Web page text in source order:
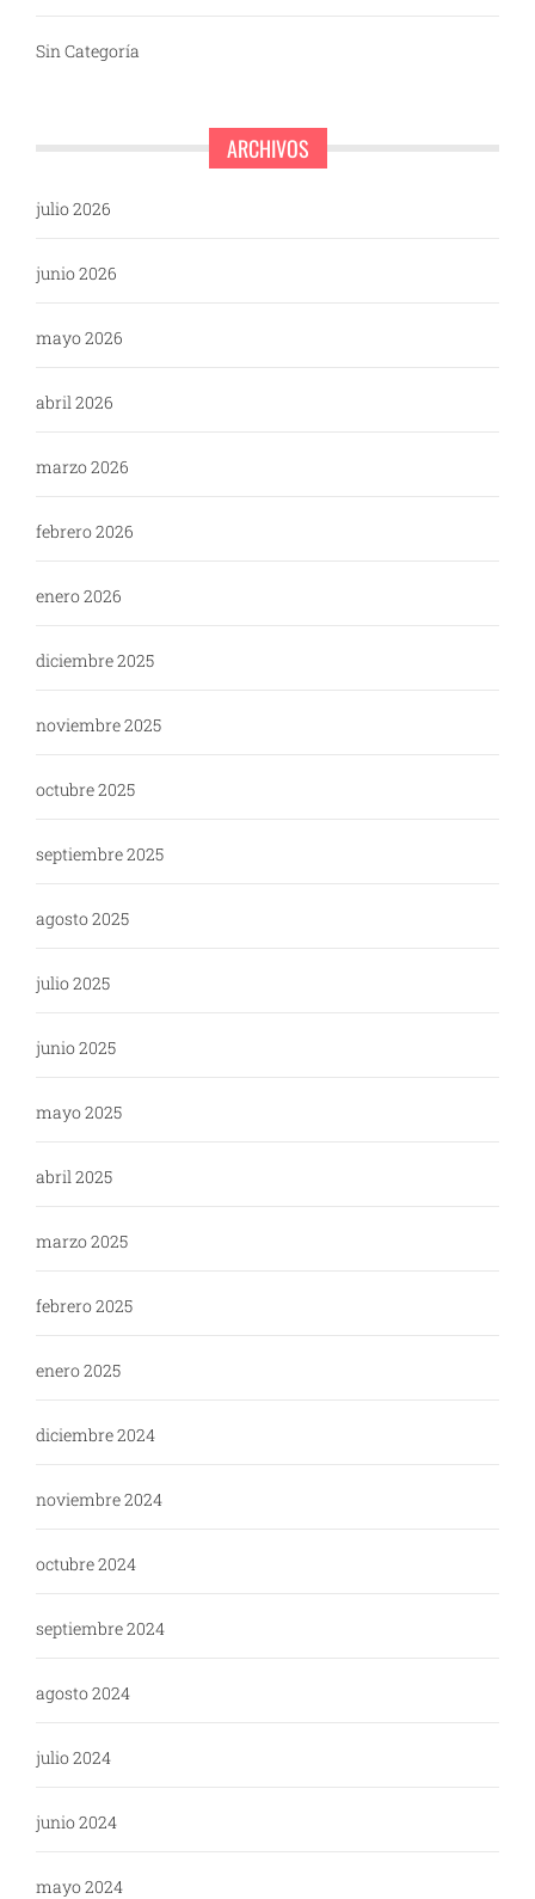
Sin Categoría
ARCHIVOS
julio 2026
junio 2026
mayo 2026
abril 2026
marzo 2026
febrero 2026
enero 2026
diciembre 2025
noviembre 2025
octubre 2025
septiembre 2025
agosto 2025
julio 2025
junio 2025
mayo 2025
abril 2025
marzo 2025
febrero 2025
enero 2025
diciembre 2024
noviembre 2024
octubre 2024
septiembre 2024
agosto 2024
julio 2024
junio 2024
mayo 2024